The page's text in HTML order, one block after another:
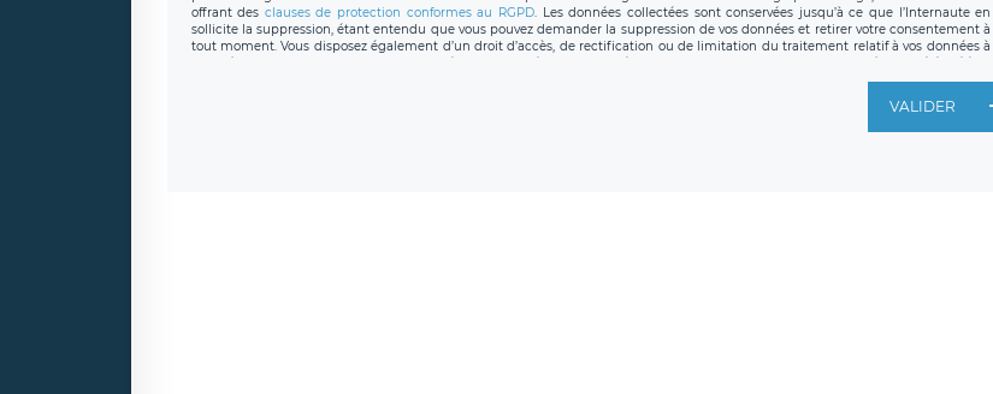
offrant des clauses de protection conformes au RGPD. Les données collectées sont conservées jusqu’à ce que l’Internaute en
sollicite la suppression, étant entendu que vous pouvez demander la suppression de vos données et retirer votre consentement à
tout moment. Vous disposez également d’un droit d’accès, de rectification ou de limitation du traitement relatif à vos données à
caractère personnel, ainsi que d’un droit à la portabilité de vos données. Vous pouvez exercer ces droits auprès du délégué à la
protection des données de LÉGAVOX qui exerce au siège social de LÉGAVOX et est joignable à l’adresse mail suivante :
joignable à l’adresse mail : responsabledetraitement@legavox.fr. Vous avez également le droit d’introduire une réclamation
VALIDER